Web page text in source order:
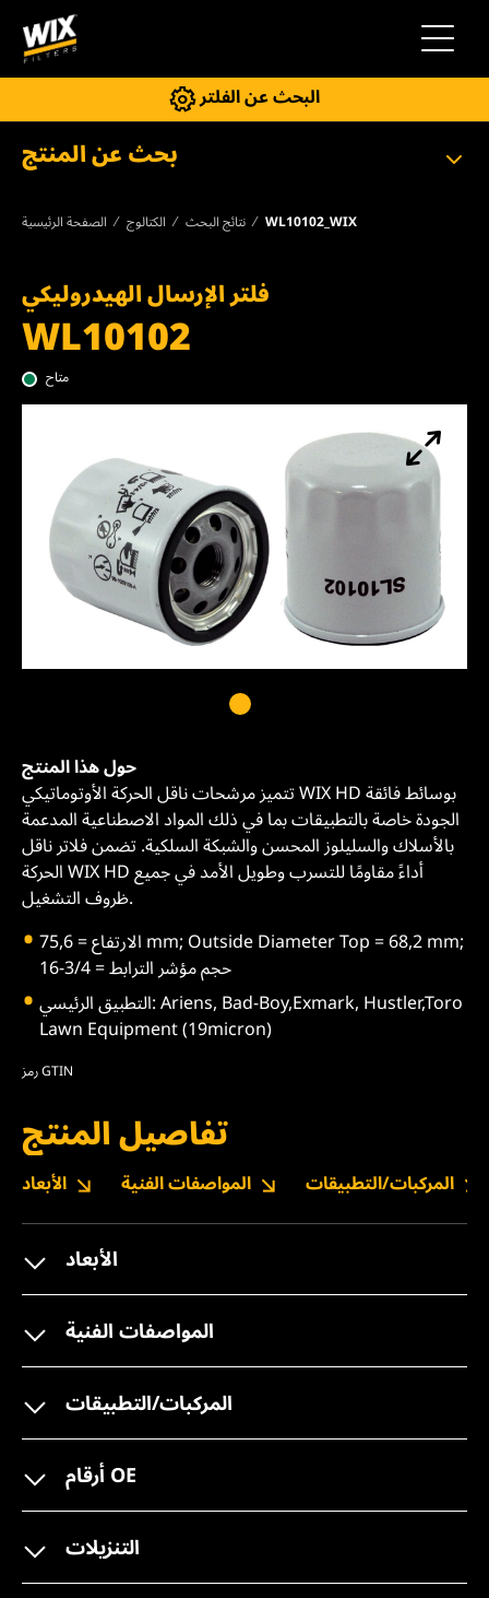
التنقل
البحث عن الفلتر
بحث عن المنتج
الصفحة الرئيسية الكتالوج نتائج البحث WL10102_WIX
فلتر الإرسال الهيدروليكي
WL10102
متاح
حول هذا المنتج
تتميز مرشحات ناقل الحركة الأوتوماتيكي WIX HD بوسائط فائقة
الجودة خاصة بالتطبيقات بما في ذلك المواد الاصطناعية المدعمة
بالأسلاك والسليلوز المحسن والشبكة السلكية. تضمن فلاتر ناقل
الحركة WIX HD أداءً مقاومًا للتسرب وطويل الأمد في جميع
ظروف التشغيل.
الارتفاع = 75,6 mm; Outside Diameter Top = 68,2 mm;
حجم مؤشر الترابط = 3/4-16
التطبيق الرئيسي: Ariens, Bad-Boy,Exmark, Hustler,Toro
Lawn Equipment (19micron)
رمز GTIN
تفاصيل المنتج
الأبعاد المواصفات الفنية المركبات/التطبيقات
الأبعاد
المواصفات الفنية
المركبات/التطبيقات
أرقام OE
التنزيلات